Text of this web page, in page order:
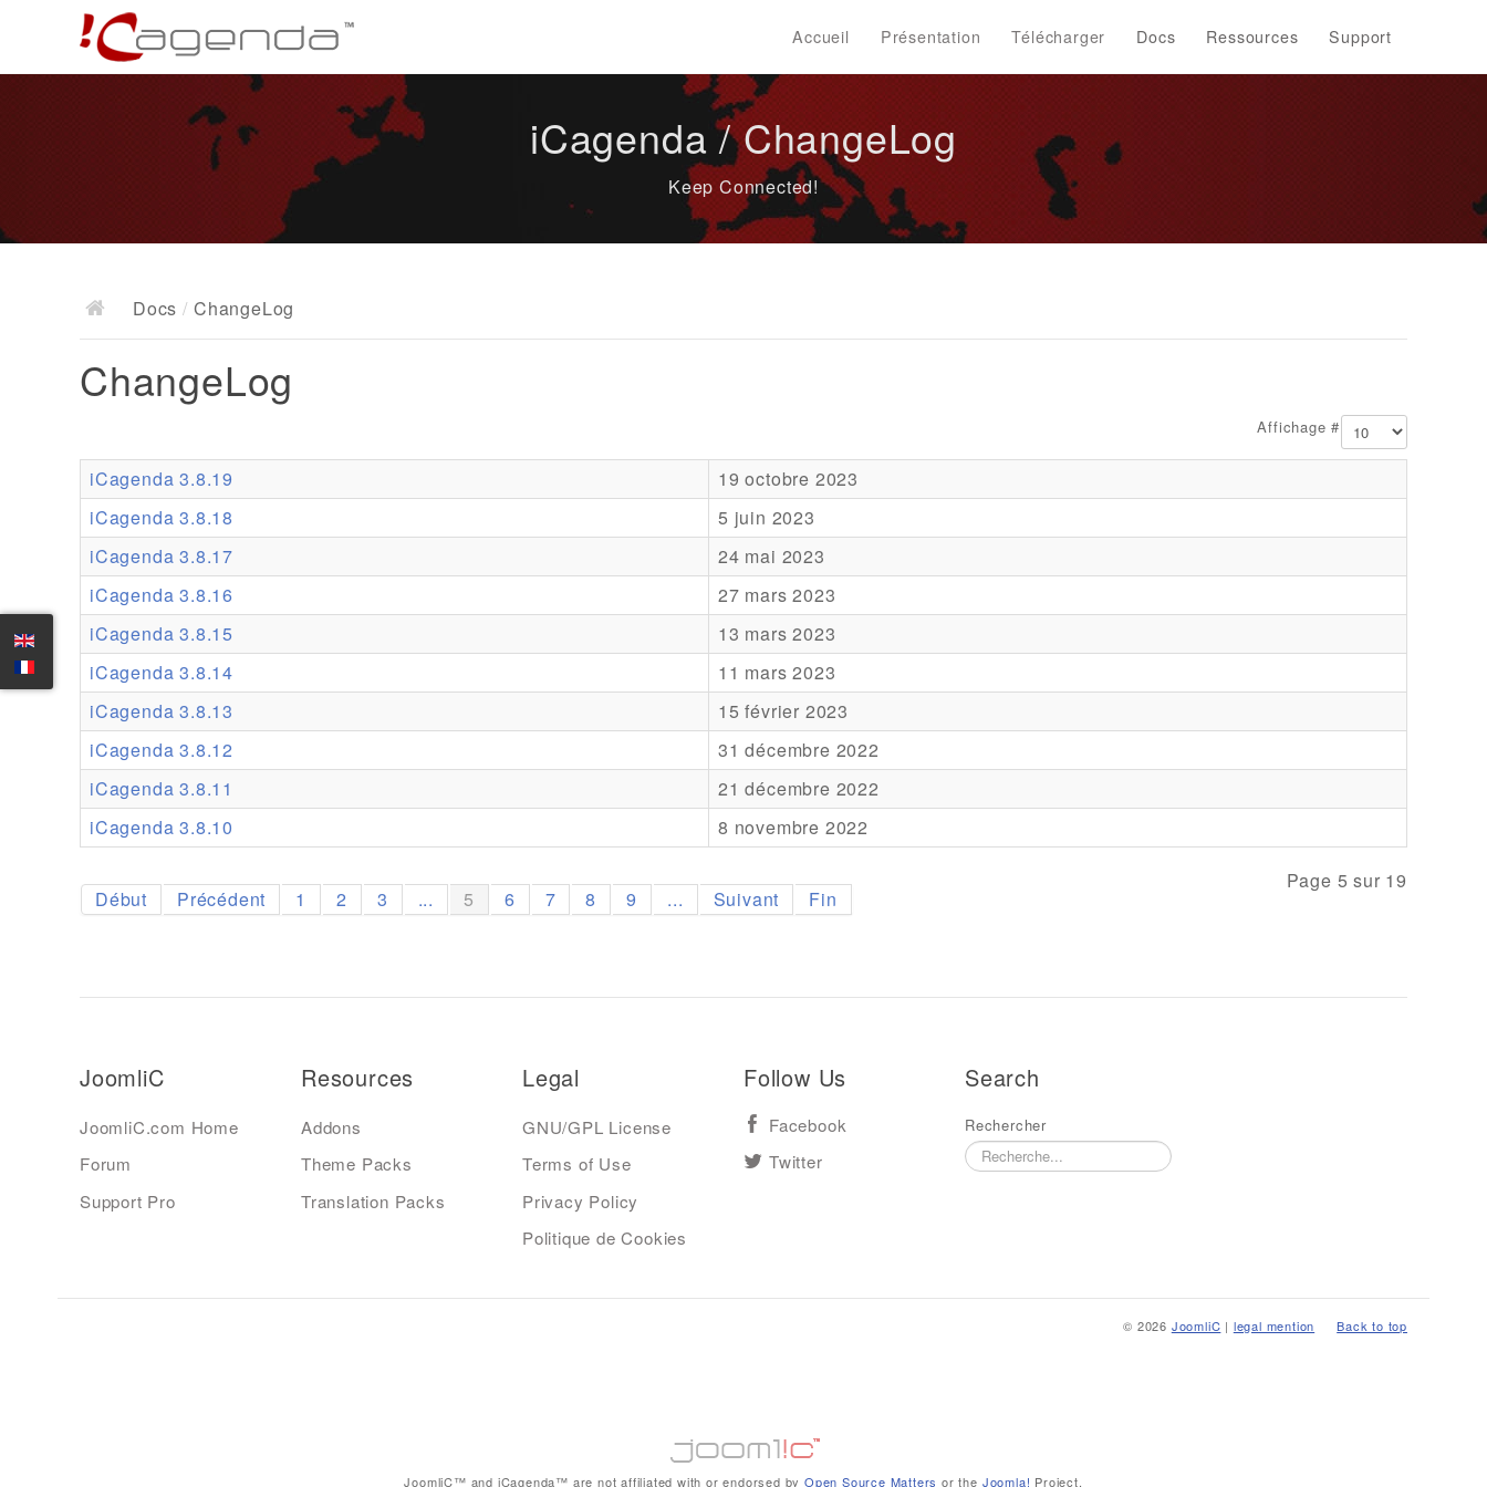
Accueil Présentation Télécharger Docs Ressources Support
iCagenda / ChangeLog
Keep Connected!
Docs / ChangeLog
ChangeLog
Affichage #
iCagenda 3.8.19
19 octobre 2023
iCagenda 3.8.18
5 juin 2023
iCagenda 3.8.17
24 mai 2023
iCagenda 3.8.16
27 mars 2023
iCagenda 3.8.15
13 mars 2023
iCagenda 3.8.14
11 mars 2023
iCagenda 3.8.13
15 février 2023
iCagenda 3.8.12
31 décembre 2022
iCagenda 3.8.11
21 décembre 2022
iCagenda 3.8.10
8 novembre 2022
Page 5 sur 19
Début Précédent 1 2 3 ... 5 6 7 8 9 ... Suivant Fin
JoomliC
JoomliC.com Home
Forum
Support Pro
Resources
Addons
Theme Packs
Translation Packs
Legal
GNU/GPL License
Terms of Use
Privacy Policy
Politique de Cookies
Follow Us
Facebook
Twitter
Search
Rechercher
Back to top
© 2026 JoomliC | legal mention
JoomliC™ and iCagenda™ are not affiliated with or endorsed byOpen Source Matters or the Joomla! Project.